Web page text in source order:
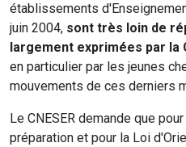
établissements
juin 2004, sont très loin de
largement exprimées par la
en particulier par les jeunes
mouvements de ces derniers
Le CNESER demande que
préparation et pour la Loi